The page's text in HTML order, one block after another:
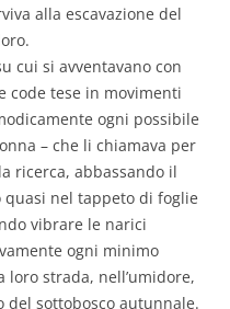
alla escavazione del
cui si avventavano con
code tese in movimenti
ogni possibile
– che li chiamava per
ricerca, abbassando il
nel tappeto di foglie
vibrare le narici
ogni minimo
strada, nell’umidore,
del sottobosco autunnale.